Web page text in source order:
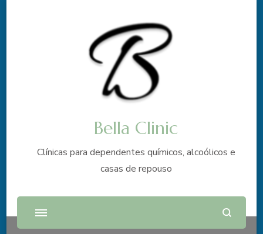
Bella Clinic
Clínicas para dependentes químicos, alcoólicos e
casas de repouso